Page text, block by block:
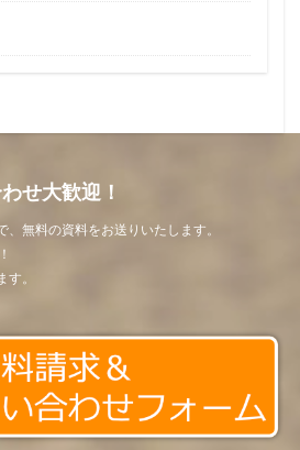
せ大歓迎！
無料の資料をお送りいたします。
。